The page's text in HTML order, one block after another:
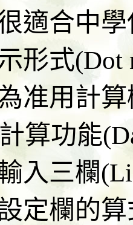
適合中
形式(Dot
准用計
算功能
入三欄
定欄的